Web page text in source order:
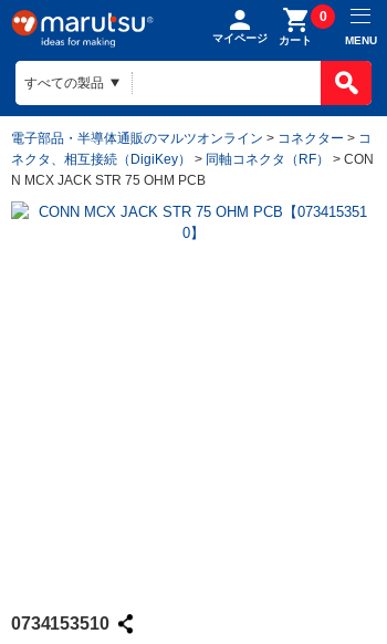
マイページ カート
0
MENU
電子部品・半導体通販のマルツオンライン > コネクター > コ
ネクタ、相互接続（DigiKey）
> 同軸コネクタ（RF）
> CON
N MCX JACK STR 75 OHM PCB
0734153510